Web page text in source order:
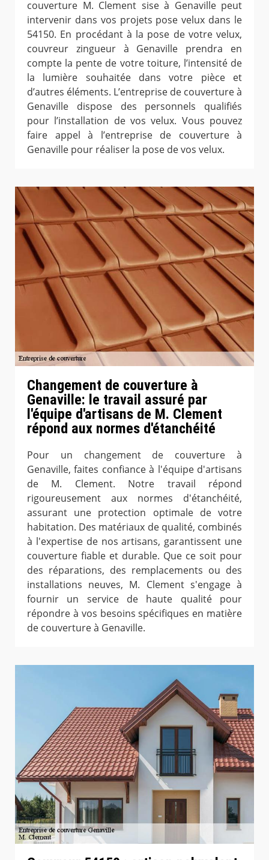
couverture M. Clement sise à Genaville peut
intervenir dans vos projets pose velux dans le
54150. En procédant à la pose de votre velux,
couvreur zingueur à Genaville prendra en
compte la pente de votre toiture, l’intensité de
la lumière souhaitée dans votre pièce et
d’autres éléments. L’entreprise de couverture à
Genaville dispose des personnels qualifiés
pour l’installation de vos velux. Vous pouvez
faire appel à l’entreprise de couverture à
Genaville pour réaliser la pose de vos velux.
Changement de couverture à
Genaville: le travail assuré par
l'équipe d'artisans de M. Clement
répond aux normes d'étanchéité
Pour un changement de couverture à
Genaville, faites confiance à l'équipe d'artisans
de M. Clement. Notre travail répond
rigoureusement aux normes d'étanchéité,
assurant une protection optimale de votre
habitation. Des matériaux de qualité, combinés
à l'expertise de nos artisans, garantissent une
couverture fiable et durable. Que ce soit pour
des réparations, des remplacements ou des
installations neuves, M. Clement s'engage à
fournir un service de haute qualité pour
répondre à vos besoins spécifiques en matière
de couverture à Genaville.